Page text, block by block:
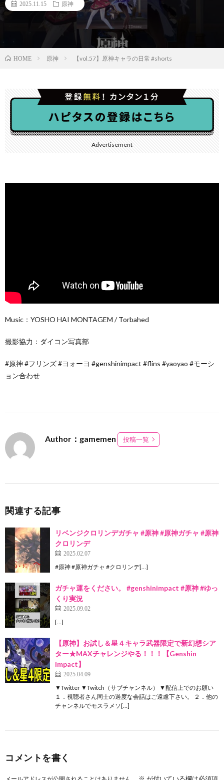
2025.11.15 原神
HOME 原神 【vol.57】原神キャラの日常 #shorts
Advertisement
Music：YOSHO HAI MONTAGEM / Torbahed
撮影協力：ダイコン写真部
#原神 #フリンズ #ヨォーヨ #genshinimpact #flins #yaoyao #モーシ
ョン合わせ
Author：gamemen 投稿一覧
関連する記事
リベンジクロリンデガチャ #原神 #原神ガチャ #原神
クロリンデ
2025.02.07
#原神 #原神ガチャ #クロリンデ[…]
ガチャ運をください。 #genshinimpact #原神 #ゆっ
くり実況
2025.09.02
[…]
【原神】お試し＆星４キャラ武器限定で新幻想シア
ター★MAXチャレンジやる！！！【Genshin
Impact】
2025.04.09
▼Twitter ▼Twitch（サブチャンネル） ▼配信上でのお願い
１．視聴者さん同士の過度な会話はご遠慮下さい。 ２．他の
チャンネルでモスラメソ[…]
コメントを書く
※ が付いている欄は必須項